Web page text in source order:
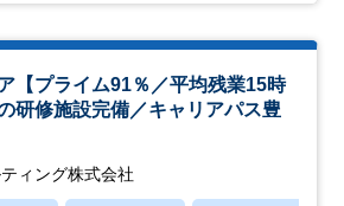
【プライム91％／平均残業15時
研修施設完備／キャリアパス豊
ィング株式会社